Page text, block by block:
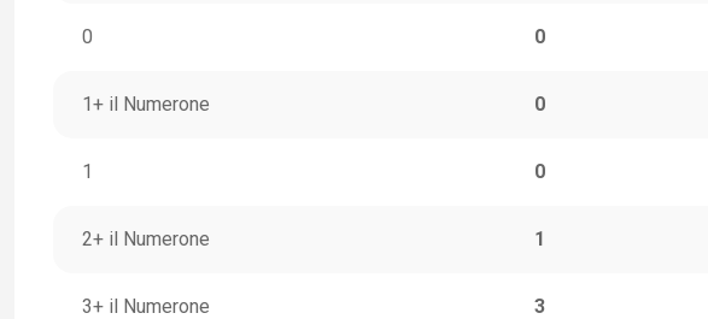
0 0
1+ il Numerone 0
1 0
2+ il Numerone 1
3+ il Numerone 3